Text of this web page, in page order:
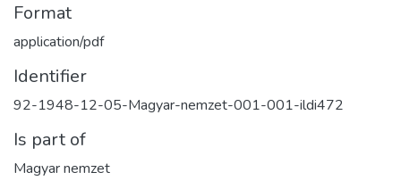
Format
application/pdf
Identifier
92-1948-12-05-Magyar-nemzet-001-001-ildi472
Is part of
Magyar nemzet